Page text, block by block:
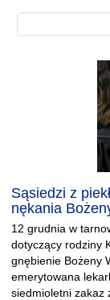
Sąsiedzi z
nękania
12 grudnia w
dotyczący rodziny
gnębienie Bożeny
emerytowana
siedmioletni zakaz